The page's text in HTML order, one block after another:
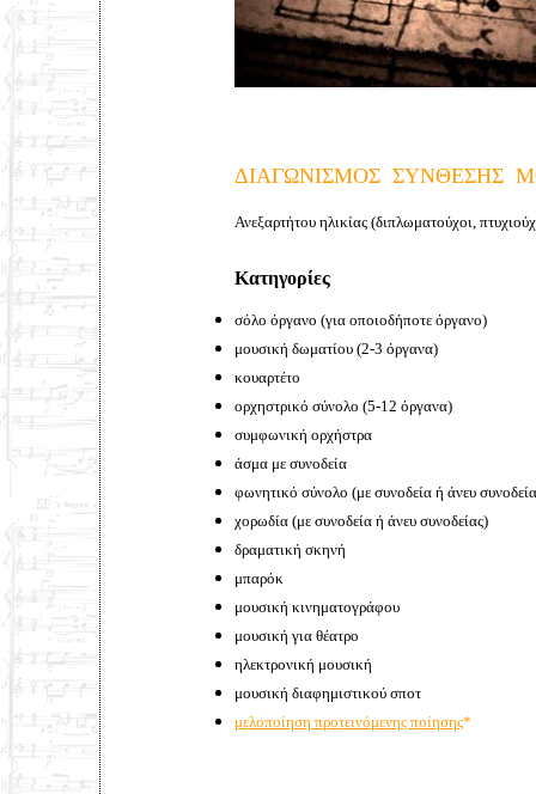
ΔΙΑΓΩΝΙΣΜΟΣ ΣΥΝΘΕΣΗΣ
Ανεξαρτήτου ηλικίας (διπλωματούχοι,
Κατηγορίες
σόλο όργανο (για οποιοδήποτε όργανο)
μουσική δωματίου (2-3 όργανα)
κουαρτέτο
ορχηστρικό σύνολο (5-12 όργανα)
συμφωνική ορχήστρα
άσμα με συνοδεία
φωνητικό σύνολο (με συνοδεία ή άνευ
χορωδία (με συνοδεία ή άνευ συνοδείας)
δραματική σκηνή
μπαρόκ
μουσική κινηματογράφου
μουσική για θέατρο
ηλεκτρονική μουσική
μουσική διαφημιστικού σποτ
μελοποίηση προτεινόμενης ποίησης*